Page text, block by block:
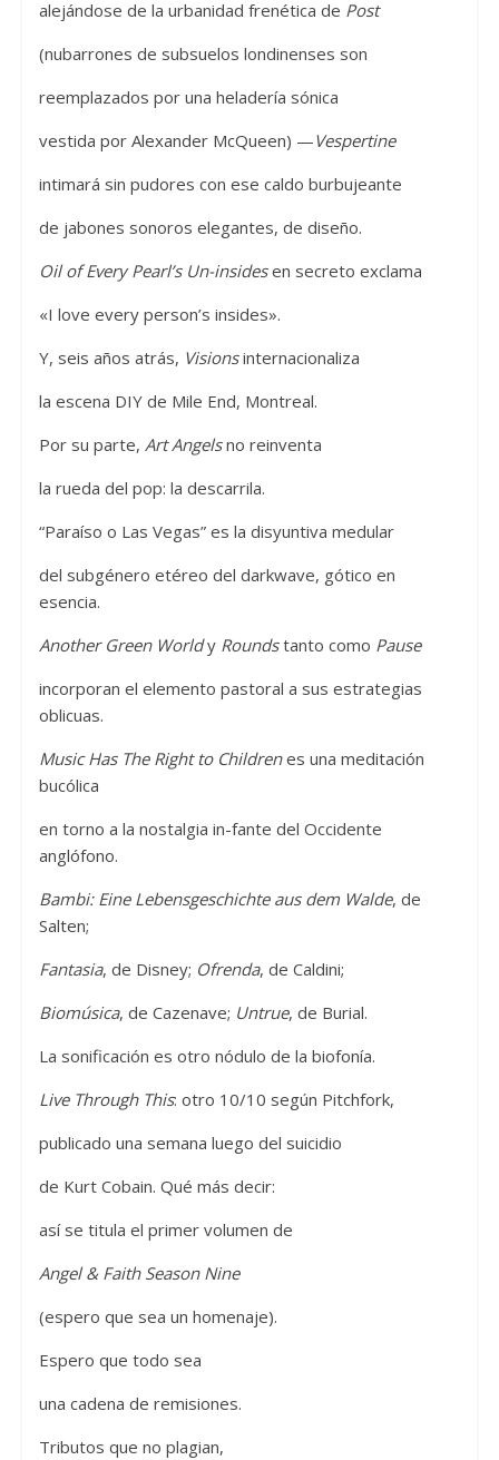
alejándose de la urbanidad frenética de Post
(nubarrones de subsuelos londinenses son
reemplazados por una heladería sónica
vestida por Alexander McQueen) —Vespertine
intimará sin pudores con ese caldo burbujeante
de jabones sonoros elegantes, de diseño.
Oil of Every Pearl’s Un-insidesen secreto exclama
«I love every person’s insides».
Y, seis años atrás, Visionsinternacionaliza
la escena DIY de Mile End, Montreal.
Por su parte, Art Angelsno reinventa
la rueda del pop: la descarrila.
“Paraíso o Las Vegas” es la disyuntiva medular
del subgénero etéreo del darkwave, gótico en
esencia.
Another Green Worldy Roundstanto como Pause
incorporan el elemento pastoral a sus estrategias
oblicuas.
Music Has The Right to Childrenes una meditación
bucólica
en torno a la nostalgia in-fante del Occidente
anglófono.
Bambi: Eine Lebensgeschichte aus dem Walde, de
Salten;
Fantasia, de Disney; Ofrenda, de Caldini;
Biomúsica, de Cazenave; Untrue, de Burial.
La sonificación es otro nódulo de la biofonía.
Live Through This: otro 10/10 según Pitchfork,
publicado una semana luego del suicidio
de Kurt Cobain. Qué más decir:
así se titula el primer volumen de
Angel & Faith Season Nine
(espero que sea un homenaje).
Espero que todo sea
una cadena de remisiones.
Tributos que no plagian,